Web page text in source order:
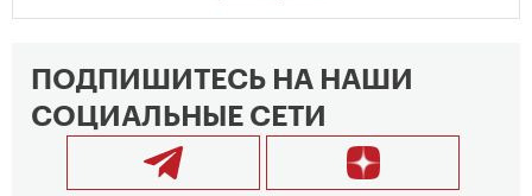
ПОДПИШИТЕСЬ НА НАШИ
СОЦИАЛЬНЫЕ СЕТИ